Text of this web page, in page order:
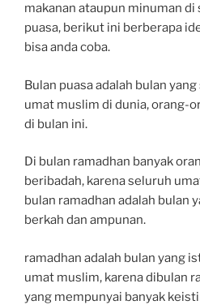
makanan ataupun minuman
puasa, berikut ini berberapa
bisa anda coba.
Bulan puasa adalah bulan
umat muslim di dunia, orang-
di bulan ini.
Di bulan ramadhan banyak
beribadah, karena seluruh
bulan ramadhan adalah bulan
berkah dan ampunan.
ramadhan adalah bulan yang
umat muslim, karena dibulan
yang mempunyai banyak